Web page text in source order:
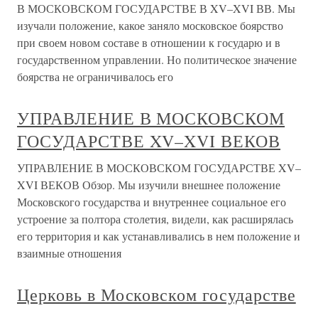
В МОСКОВСКОМ ГОСУДАРСТВЕ В XV–XVI ВВ. Мы
изучали положение, какое заняло московское боярство
при своем новом составе в отношении к государю и в
государственном управлении. Но политическое значение
боярства не ограничивалось его
УПРАВЛЕНИЕ В МОСКОВСКОМ
ГОСУДАРСТВЕ XV–XVI ВЕКОВ
УПРАВЛЕНИЕ В МОСКОВСКОМ ГОСУДАРСТВЕ XV–
XVI ВЕКОВ Обзор. Мы изучили внешнее положение
Московского государства и внутреннее социальное его
устроение за полтора столетия, видели, как расширялась
его территория и как устанавливались в нем положение и
взаимные отношения
Церковь в Московском государстве